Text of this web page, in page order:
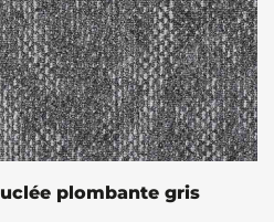
plombante gris